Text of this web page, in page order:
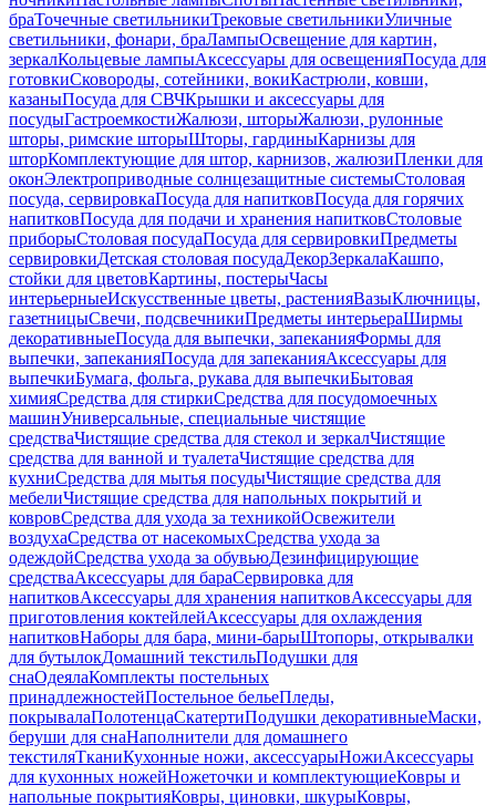
браТочечные светильникиТрековые светильникиУличные
светильники, фонари, браЛампыОсвещение для картин,
зеркалКольцевые лампыАксессуары для освещенияПосуда для
готовкиСковороды, сотейники, вокиКастрюли, ковши,
казаныПосуда для СВЧКрышки и аксессуары для
посудыГастроемкостиЖалюзи, шторыЖалюзи, рулонные
шторы, римские шторыШторы, гардиныКарнизы для
шторКомплектующие для штор, карнизов, жалюзиПленки для
оконЭлектроприводные солнцезащитные системыСтоловая
посуда, сервировкаПосуда для напитковПосуда для горячих
напитковПосуда для подачи и хранения напитковСтоловые
приборыСтоловая посудаПосуда для сервировкиПредметы
сервировкиДетская столовая посудаДекорЗеркалаКашпо,
стойки для цветовКартины, постерыЧасы
интерьерныеИскусственные цветы, растенияВазыКлючницы,
газетницыСвечи, подсвечникиПредметы интерьераШирмы
декоративныеПосуда для выпечки, запеканияФормы для
выпечки, запеканияПосуда для запеканияАксессуары для
выпечкиБумага, фольга, рукава для выпечкиБытовая
химияСредства для стиркиСредства для посудомоечных
машинУниверсальные, специальные чистящие
средстваЧистящие средства для стекол и зеркалЧистящие
средства для ванной и туалетаЧистящие средства для
кухниСредства для мытья посудыЧистящие средства для
мебелиЧистящие средства для напольных покрытий и
ковровСредства для ухода за техникойОсвежители
воздухаСредства от насекомыхСредства ухода за
одеждойСредства ухода за обувьюДезинфицирующие
средстваАксессуары для бараСервировка для
напитковАксессуары для хранения напитковАксессуары для
приготовления коктейлейАксессуары для охлаждения
напитковНаборы для бара, мини-барыШтопоры, открывалки
для бутылокДомашний текстильПодушки для
снаОдеялаКомплекты постельных
принадлежностейПостельное бельеПледы,
покрывалаПолотенцаСкатертиПодушки декоративныеМаски,
беруши для снаНаполнители для домашнего
текстиляТканиКухонные ножи, аксессуарыНожиАксессуары
для кухонных ножейНожеточки и комплектующиеКовры и
напольные покрытияКовры, циновки, шкурыКовры,